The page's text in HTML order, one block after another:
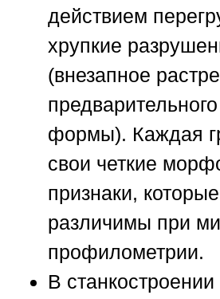
действием
хрупкие
(внезапное
формы). Каждая
свои четкие
признаки,
различимы при
профилометрии.
В